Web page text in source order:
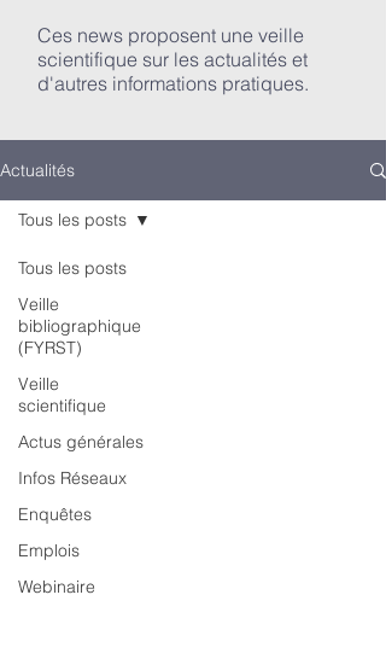
Ces news proposent une veille
scientifique sur les actualités et
d'autres informations pratiques.
Actualités
Tous les posts
Veille
bibliographique
(FYRST)
Veille
scientifique
Actus générales
Infos Réseaux
Enquêtes
Emplois
Webinaire
Tous les posts